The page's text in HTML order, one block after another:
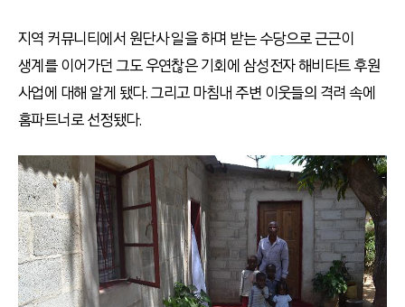
지역 커뮤니티에서 원단사 일을 하며 받는 수당으로 근근이
생계를 이어가던 그도 우연찮은 기회에 삼성전자 해비타트 후원
사업에 대해 알게 됐다. 그리고 마침내 주변 이웃들의 격려 속에
홈파트너로 선정됐다.